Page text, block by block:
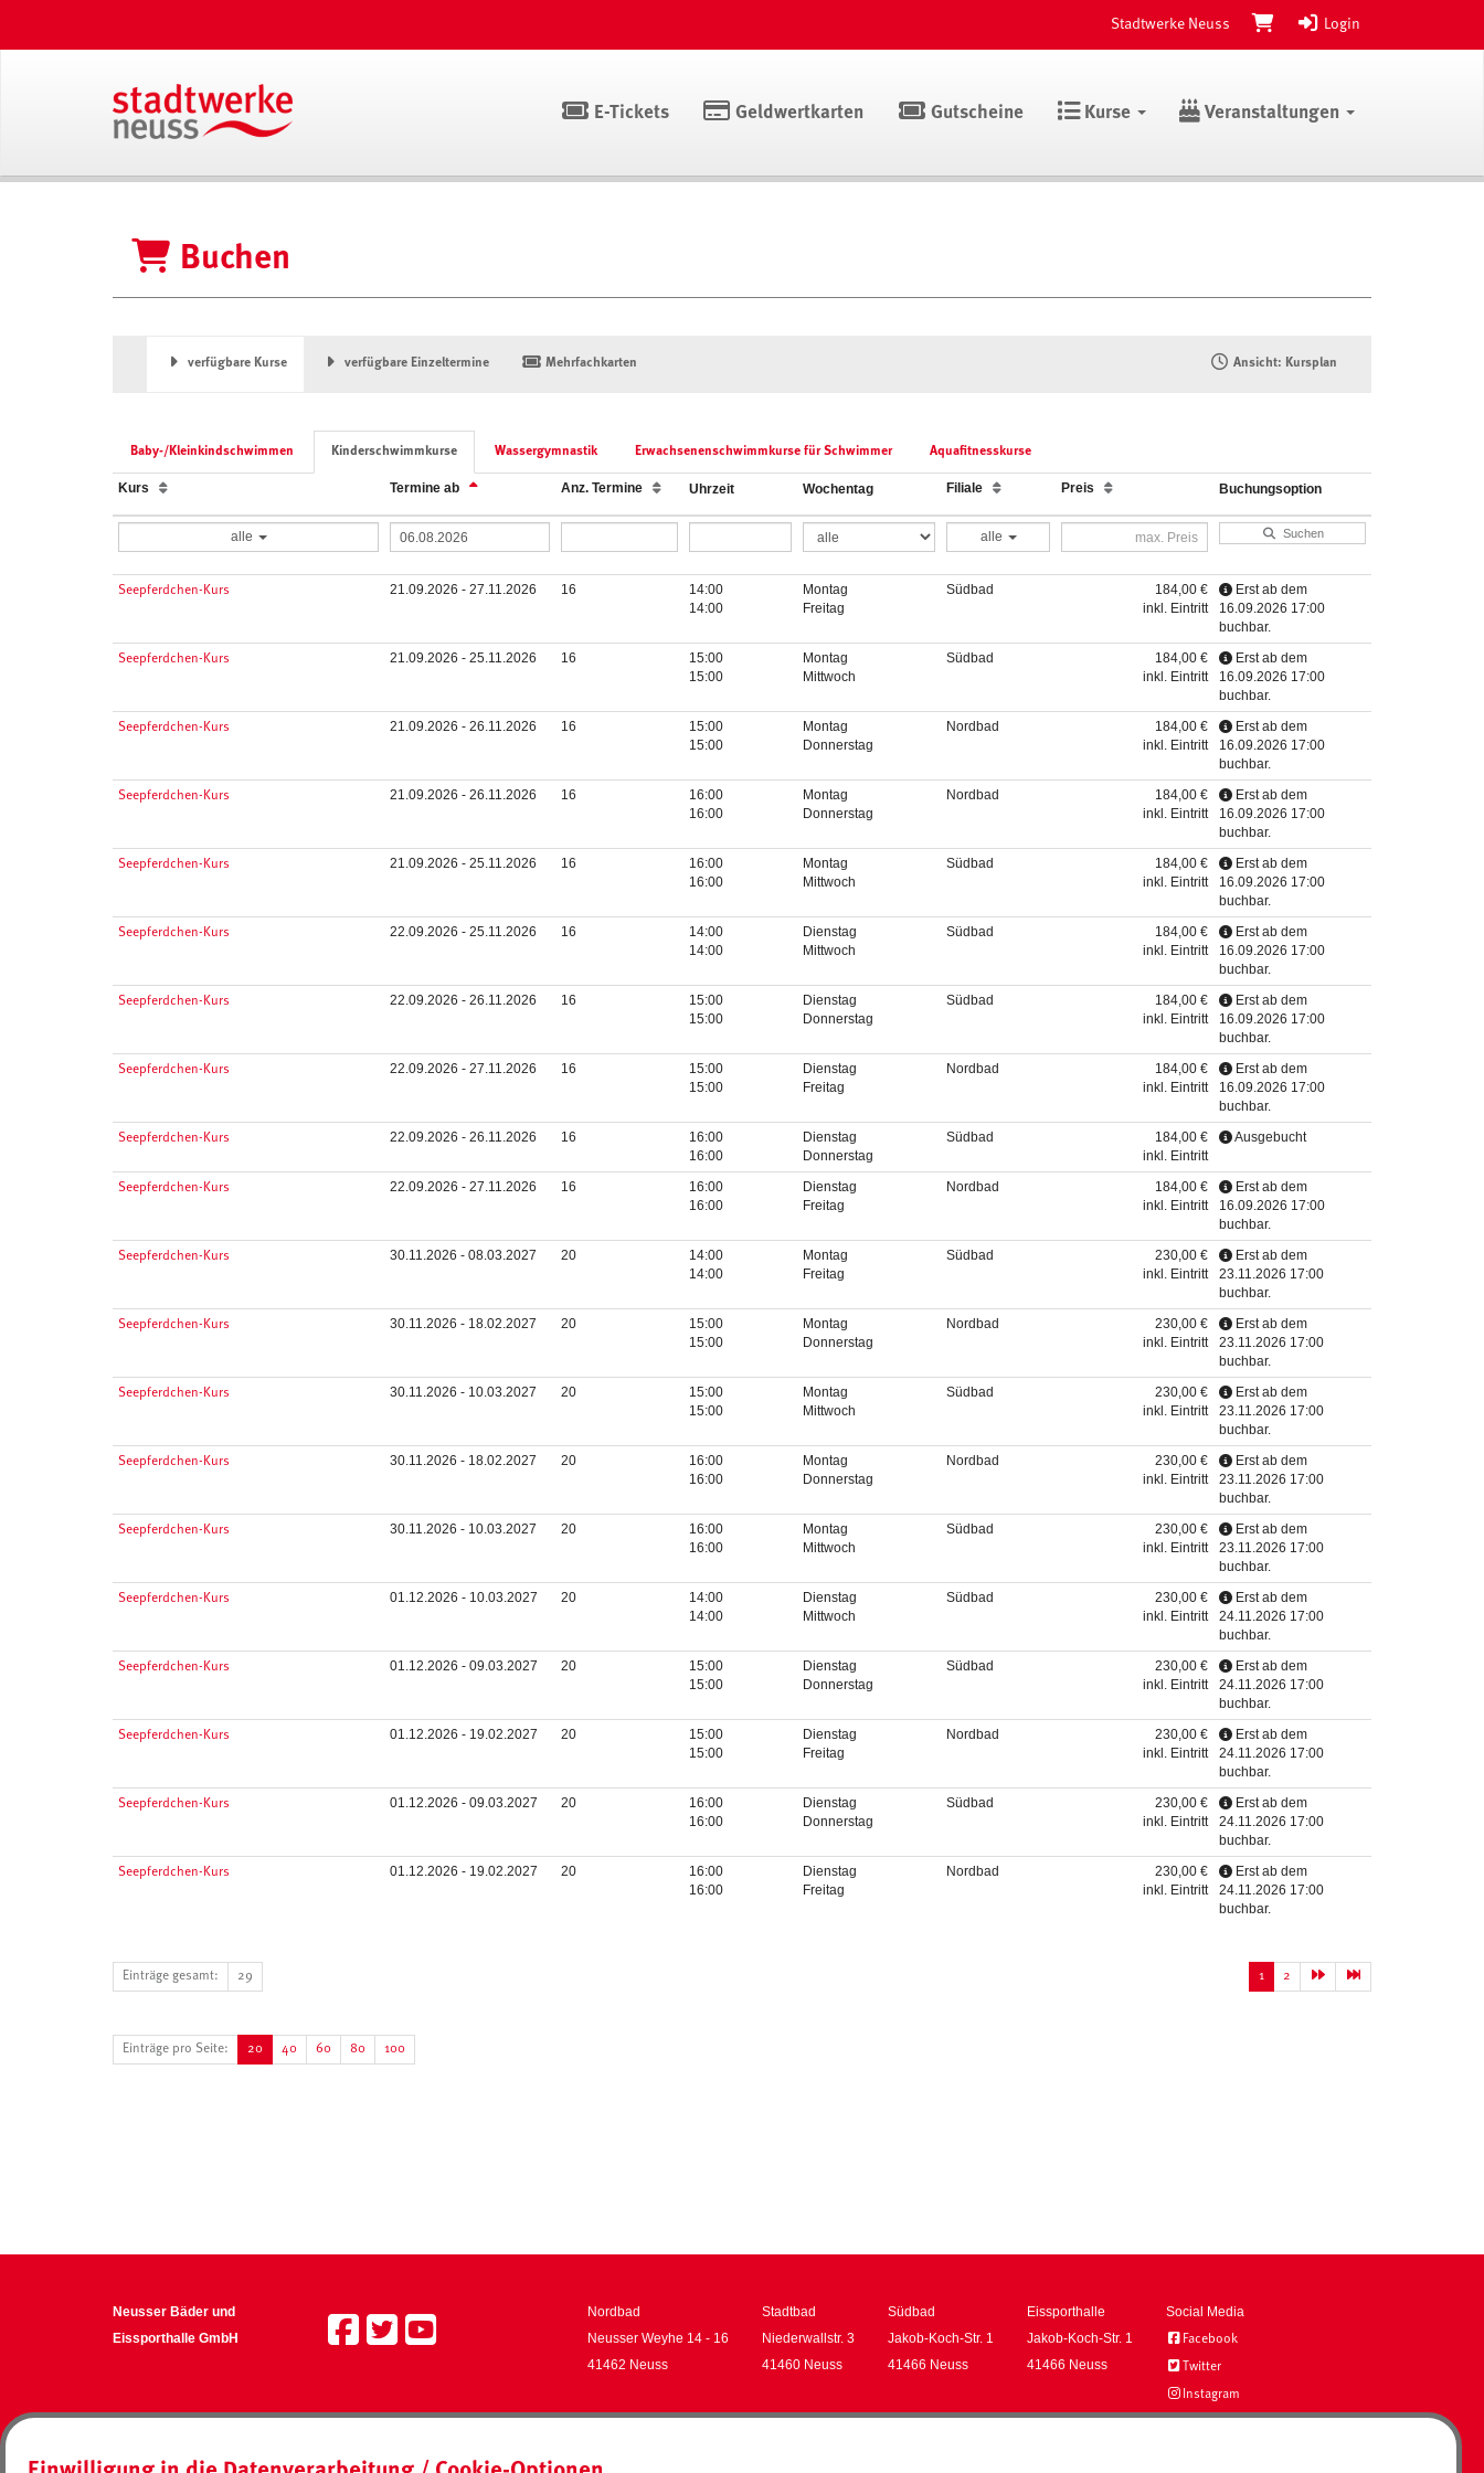
Stadtwerke Neuss Login
E-Tickets Geldwertkarten Gutscheine Kurse Veranstaltungen
Buchen
verfügbare Kurse verfügbare Einzeltermine Mehrfachkarten Ansicht: Kursplan
Baby-/Kleinkindschwimmen Kinderschwimmkurse Wassergymnastik Erwachsenenschwimmkurse für Schwimmer Aquafitnesskurse
Kurs Termine ab Anz. Termine Uhrzeit Wochentag Filiale Preis Buchungsoption
alle alle Suchen
Seepferdchen-Kurs 21.09.2026 - 27.11.2026 16
14:00
14:00
Montag
Freitag
Südbad
184,00 €
inkl. Eintritt
Erst ab dem
16.09.2026 17:00
buchbar.
Seepferdchen-Kurs 21.09.2026 - 25.11.2026 16
15:00
15:00
Montag
Mittwoch
Südbad
184,00 €
inkl. Eintritt
Erst ab dem
16.09.2026 17:00
buchbar.
Seepferdchen-Kurs 21.09.2026 - 26.11.2026 16
15:00
15:00
Montag
Donnerstag
Nordbad
184,00 €
inkl. Eintritt
Erst ab dem
16.09.2026 17:00
buchbar.
Seepferdchen-Kurs 21.09.2026 - 26.11.2026 16
16:00
16:00
Montag
Donnerstag
Nordbad
184,00 €
inkl. Eintritt
Erst ab dem
16.09.2026 17:00
buchbar.
Seepferdchen-Kurs 21.09.2026 - 25.11.2026 16
16:00
16:00
Montag
Mittwoch
Südbad
184,00 €
inkl. Eintritt
Erst ab dem
16.09.2026 17:00
buchbar.
Seepferdchen-Kurs 22.09.2026 - 25.11.2026 16
14:00
14:00
Dienstag
Mittwoch
Südbad
184,00 €
inkl. Eintritt
Erst ab dem
16.09.2026 17:00
buchbar.
Seepferdchen-Kurs 22.09.2026 - 26.11.2026 16
15:00
15:00
Dienstag
Donnerstag
Südbad
184,00 €
inkl. Eintritt
Erst ab dem
16.09.2026 17:00
buchbar.
Seepferdchen-Kurs 22.09.2026 - 27.11.2026 16
15:00
15:00
Dienstag
Freitag
Nordbad
184,00 €
inkl. Eintritt
Erst ab dem
16.09.2026 17:00
buchbar.
Seepferdchen-Kurs 22.09.2026 - 26.11.2026 16
16:00
16:00
Dienstag
Donnerstag
Südbad
184,00 €
inkl. Eintritt
Ausgebucht
Seepferdchen-Kurs 22.09.2026 - 27.11.2026 16
16:00
16:00
Dienstag
Freitag
Nordbad
184,00 €
inkl. Eintritt
Erst ab dem
16.09.2026 17:00
buchbar.
Seepferdchen-Kurs 30.11.2026 - 08.03.2027 20
14:00
14:00
Montag
Freitag
Südbad
230,00 €
inkl. Eintritt
Erst ab dem
23.11.2026 17:00
buchbar.
Seepferdchen-Kurs 30.11.2026 - 18.02.2027 20
15:00
15:00
Montag
Donnerstag
Nordbad
230,00 €
inkl. Eintritt
Erst ab dem
23.11.2026 17:00
buchbar.
Seepferdchen-Kurs 30.11.2026 - 10.03.2027 20
15:00
15:00
Montag
Mittwoch
Südbad
230,00 €
inkl. Eintritt
Erst ab dem
23.11.2026 17:00
buchbar.
Seepferdchen-Kurs 30.11.2026 - 18.02.2027 20
16:00
16:00
Montag
Donnerstag
Nordbad
230,00 €
inkl. Eintritt
Erst ab dem
23.11.2026 17:00
buchbar.
Seepferdchen-Kurs 30.11.2026 - 10.03.2027 20
16:00
16:00
Montag
Mittwoch
Südbad
230,00 €
inkl. Eintritt
Erst ab dem
23.11.2026 17:00
buchbar.
Seepferdchen-Kurs 01.12.2026 - 10.03.2027 20
14:00
14:00
Dienstag
Mittwoch
Südbad
230,00 €
inkl. Eintritt
Erst ab dem
24.11.2026 17:00
buchbar.
Seepferdchen-Kurs 01.12.2026 - 09.03.2027 20
15:00
15:00
Dienstag
Donnerstag
Südbad
230,00 €
inkl. Eintritt
Erst ab dem
24.11.2026 17:00
buchbar.
Seepferdchen-Kurs 01.12.2026 - 19.02.2027 20
15:00
15:00
Dienstag
Freitag
Nordbad
230,00 €
inkl. Eintritt
Erst ab dem
24.11.2026 17:00
buchbar.
Seepferdchen-Kurs 01.12.2026 - 09.03.2027 20
16:00
16:00
Dienstag
Donnerstag
Südbad
230,00 €
inkl. Eintritt
Erst ab dem
24.11.2026 17:00
buchbar.
Seepferdchen-Kurs 01.12.2026 - 19.02.2027 20
16:00
16:00
Dienstag
Freitag
Nordbad
230,00 €
inkl. Eintritt
Erst ab dem
24.11.2026 17:00
buchbar.
1 2
Einträge gesamt: 29
Einträge pro Seite: 20 40 60 80 100
Neusser Bäder und
Eissporthalle GmbH
Nordbad
Neusser Weyhe 14 - 16
41462 Neuss
Stadtbad
Niederwallstr. 3
41460 Neuss
Südbad
Jakob-Koch-Str. 1
41466 Neuss
Eissporthalle
Jakob-Koch-Str. 1
41466 Neuss
Social Media
Facebook
Twitter
Instagram
YouTube